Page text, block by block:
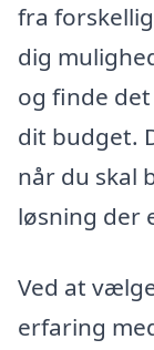
fra
dig
og finde
dit budget.
når du skal
løsning der
Ved at
erfaring